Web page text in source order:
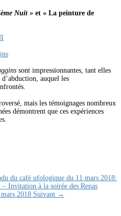
Nuit » et « La peinture de
sont impressionnantes, tant elles
auquel les
mais les témoignages nombreux
démontrent que ces expériences
du café ufologique du 11 mars 2018:
– Invitation à la soirée des Repas
2018 Suivant →